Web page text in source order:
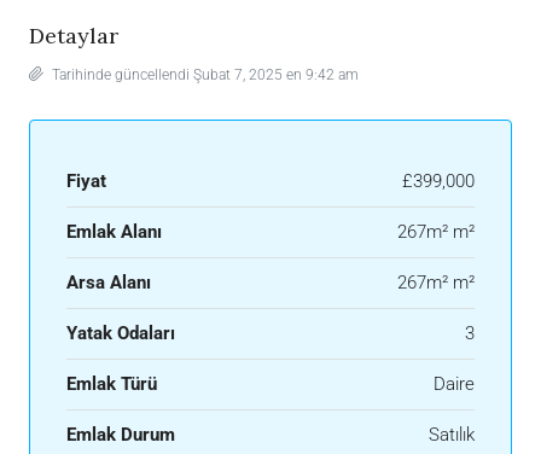
Detaylar
Tarihinde güncellendi Şubat 7, 2025 en 9:42 am
Fiyat £399,000
Emlak Alanı 267m² m²
Arsa Alanı 267m² m²
Yatak Odaları 3
Emlak Türü Daire
Emlak Durum Satılık